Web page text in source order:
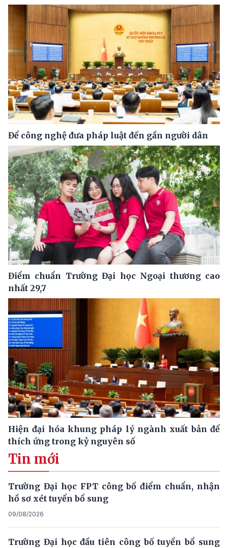
Để công nghệ đưa pháp luật đến gần người dân
Điểm chuẩn Trường Đại học Ngoại thương cao
nhất 29,7
Hiện đại hóa khung pháp lý ngành xuất bản để
thích ứng trong kỷ nguyên số
Tin mới
Trường Đại học FPT công bố điểm chuẩn, nhận
hồ sơ xét tuyển bổ sung
09/08/2026
Trường Đại học đầu tiên công bố tuyển bổ sung